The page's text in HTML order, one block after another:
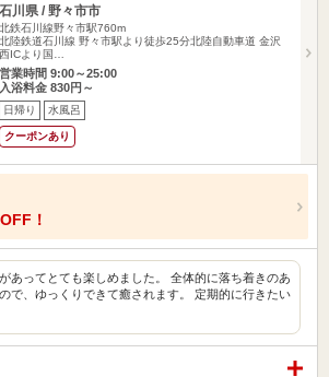
石川県 / 野々市市
北鉄石川線野々市駅760m
北陸鉄道石川線 野々市駅より徒歩25分北陸自動車道 金沢
西ICより国…
営業時間 9:00～25:00
入浴料金 830円～
日帰り 水風呂
クーポンあり
！
あってとても楽しめました。 全体的に落ち着きのあ
で、ゆっくりできて癒されます。 定期的に行きたい